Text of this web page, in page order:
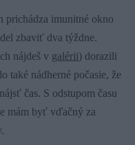
prichádza imunitné okno
zbaviť dva týždne.
nájdeš v galérii) dorazili
také nádherné počasie, že
čas. S odstupom času
mám byť vďačný za